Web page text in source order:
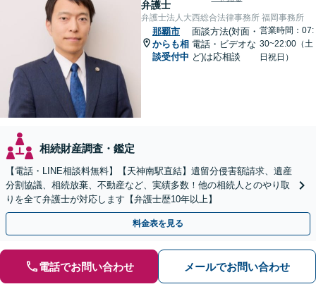
弁護士
弁護士法人大西総合法律事務所 福岡事務所
那覇市
からも相
談受付中
面談方法(対面・
電話・ビデオな
ど)は応相談
営業時間：07:
30~22:00（土
日祝日）
相続財産調査・鑑定
【電話・LINE相談料無料】【天神南駅直結】遺留分侵害額請求、遺産
分割協議、相続放棄、不動産など、実績多数！他の相続人とのやり取
りを全て弁護士が対応します【弁護士歴10年以上】
料金表を見る
電話でお問い合わせ メールでお問い合わせ